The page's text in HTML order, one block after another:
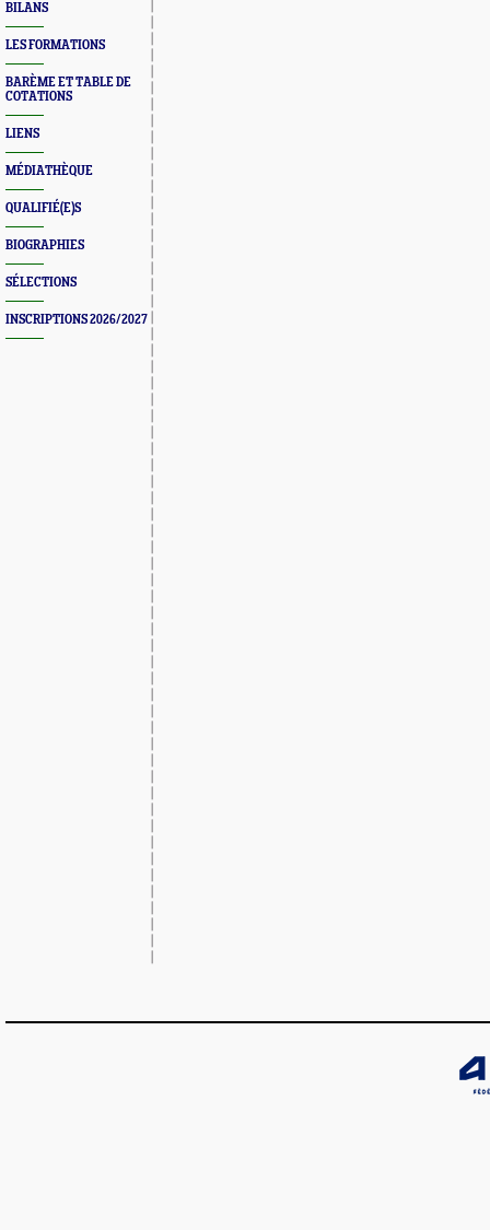
BILANS
LES FORMATIONS
BARÈME ET TABLE DE
COTATIONS
LIENS
MÉDIATHÈQUE
QUALIFIÉ(E)S
BIOGRAPHIES
SÉLECTIONS
INSCRIPTIONS 2026/2027